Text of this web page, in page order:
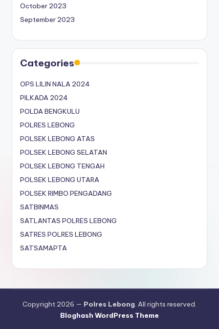
October 2023
September 2023
Categories
OPS LILIN NALA 2024
PILKADA 2024
POLDA BENGKULU
POLRES LEBONG
POLSEK LEBONG ATAS
POLSEK LEBONG SELATAN
POLSEK LEBONG TENGAH
POLSEK LEBONG UTARA
POLSEK RIMBO PENGADANG
SATBINMAS
SATLANTAS POLRES LEBONG
SATRES POLRES LEBONG
SATSAMAPTA
Copyright 2026 — Polres Lebong. All rights reserved.
Bloghash WordPress Theme